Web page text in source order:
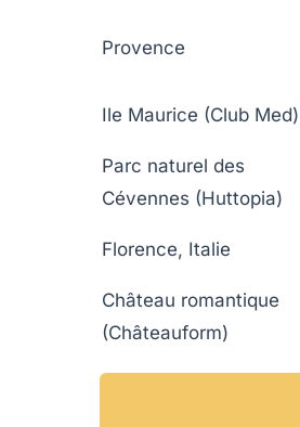
Provence
Ile Maurice (Club Med)
Parc naturel des
Cévennes (Huttopia)
Florence, Italie
Château romantique
(Châteauform)